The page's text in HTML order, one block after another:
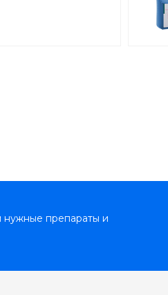
препараты и